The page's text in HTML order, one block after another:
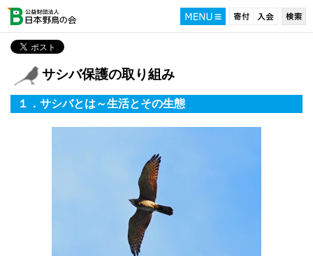
サシバ保護の取り組み
１．サシバとは～生活とその生態